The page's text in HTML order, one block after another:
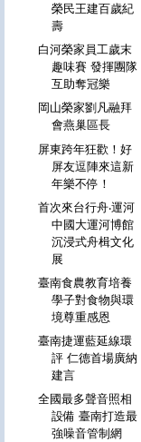
榮民王建百歲紀
壽
白河榮家員工歲末
趣味賽 發揮團隊
互助奪冠樂
岡山榮家劉凡融拜
會燕巢區長
屏東跨年狂歡！好
屏友逗陣來這新
年樂不停！
首次來台行舟‧運河
中國大運河博館
沉浸式舟楫文化
展
臺南食農教育培養
學子對食物與環
境尊重感恩
臺南捷運藍延線環
評 仁德首場廣納
建言
全國最多聲音照相
設備 臺南打造最
強噪音管制網